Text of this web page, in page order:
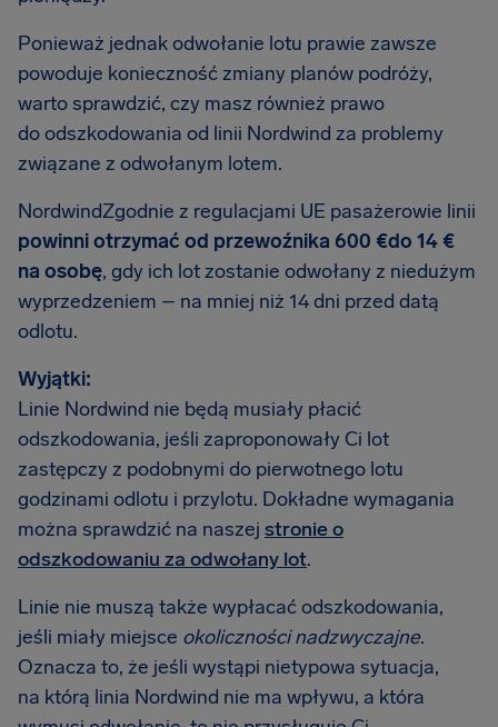
Ponieważ jednak odwołanie lotu prawie zawsze
powoduje konieczność zmiany planów podróży,
warto sprawdzić, czy masz również prawo
do odszkodowania od linii Nordwind za problemy
związane z odwołanym lotem.
NordwindZgodnie z regulacjami UE pasażerowie linii
powinni otrzymać od przewoźnika 600 €do 14 €
na osobę, gdy ich lot zostanie odwołany z niedużym
wyprzedzeniem – na mniej niż 14 dni przed datą
odlotu.
Wyjątki:
Linie Nordwind nie będą musiały płacić
odszkodowania, jeśli zaproponowały Ci lot
zastępczy z podobnymi do pierwotnego lotu
godzinami odlotu i przylotu. Dokładne wymagania
można sprawdzić na naszej stronie o
odszkodowaniu za odwołany lot.
Linie nie muszą także wypłacać odszkodowania,
jeśli miały miejsce okoliczności nadzwyczajne.
Oznacza to, że jeśli wystąpi nietypowa sytuacja,
na którą linia Nordwind nie ma wpływu, a która